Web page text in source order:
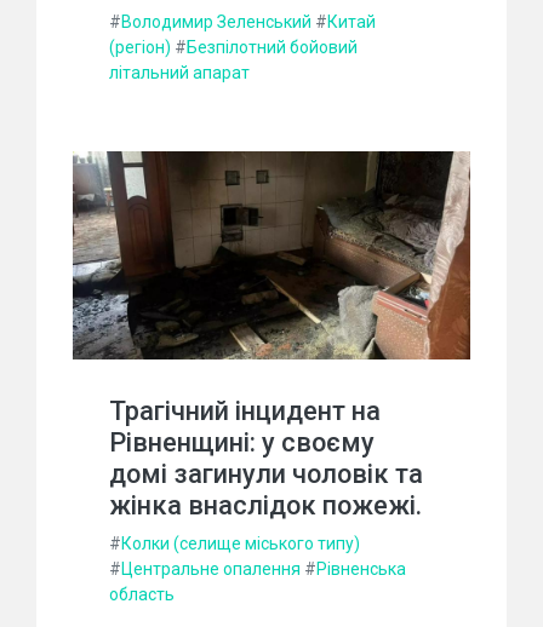
#Володимир Зеленський #Китай
(регіон) #Безпілотний бойовий
літальний апарат
Трагічний інцидент на
Рівненщині: у своєму
домі загинули чоловік та
жінка внаслідок пожежі.
#Колки (селище міського типу)
#Центральне опалення #Рівненська
область